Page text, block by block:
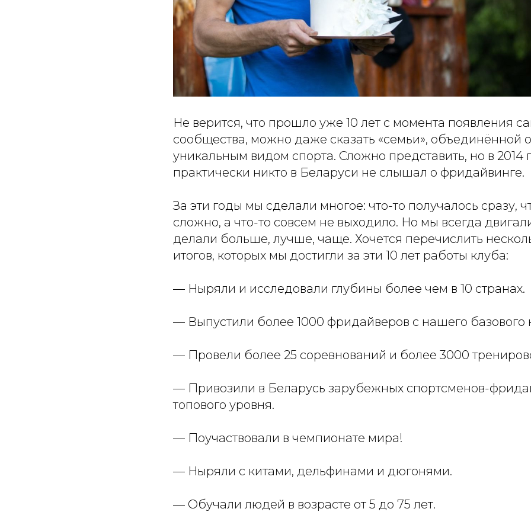
Не верится, что прошло уже 10 лет с момента появления
сообщества, можно даже сказать «семьи», объединённой
уникальным видом спорта. Сложно представить, но в 2014
практически никто в Беларуси не слышал о фридайвинге.
За эти годы мы сделали многое: что-то получалось сразу,
сложно, а что-то совсем не выходило. Но мы всегда
делали больше, лучше, чаще. Хочется перечислить
итогов, которых мы достигли за эти 10 лет работы клуба:
— Ныряли и исследовали глубины более чем в 10 странах.
— Выпустили более 1000 фридайверов с нашего базового
— Провели более 25 соревнований и более 3000
— Привозили в Беларусь зарубежных спортсменов-
топового уровня.
— Поучаствовали в чемпионате мира!
— Ныряли с китами, дельфинами и дюгонями.
— Обучали людей в возрасте от 5 до 75 лет.